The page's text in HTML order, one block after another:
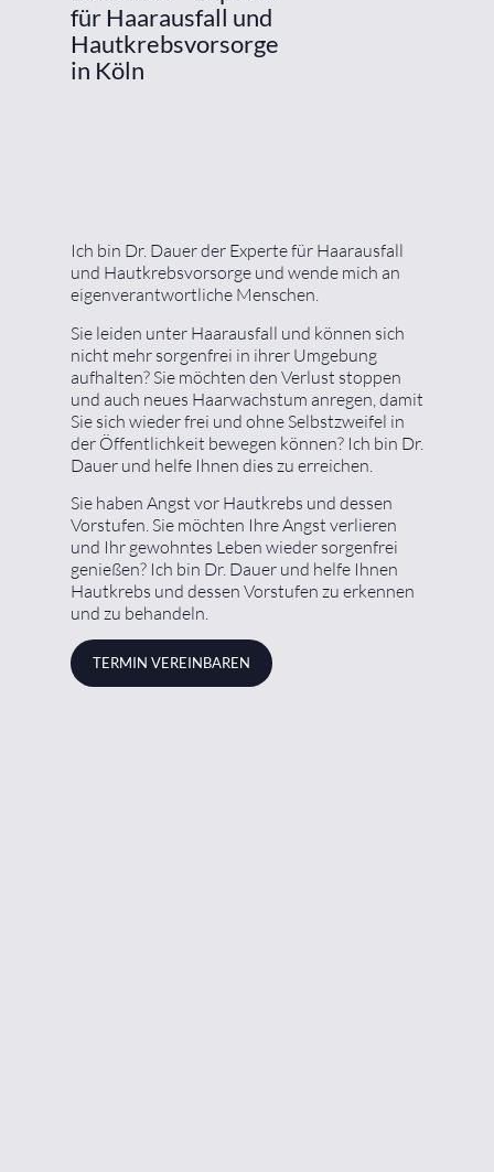
für Haarausfall und
Hautkrebsvorsorge
in Köln
Ich bin Dr. Dauer der Experte für Haarausfall
und Hautkrebsvorsorge und wende mich an
eigenverantwortliche Menschen.
Sie leiden unter Haarausfall und können sich
nicht mehr sorgenfrei in ihrer Umgebung
aufhalten? Sie möchten den Verlust stoppen
und auch neues Haarwachstum anregen, damit
Sie sich wieder frei und ohne Selbstzweifel in
der Öffentlichkeit bewegen können? Ich bin Dr.
Dauer und helfe Ihnen dies zu erreichen.
Sie haben Angst vor Hautkrebs und dessen
Vorstufen. Sie möchten Ihre Angst verlieren
und Ihr gewohntes Leben wieder sorgenfrei
genießen? Ich bin Dr. Dauer und helfe Ihnen
Hautkrebs und dessen Vorstufen zu erkennen
und zu behandeln.
TERMIN VEREINBAREN